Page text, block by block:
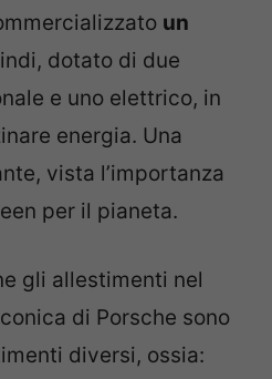
un
dotato di due
e uno elettrico, in
energia. Una
vista l’importanza
per il pianeta.
gli allestimenti nel
di Porsche sono
diversi, ossia: